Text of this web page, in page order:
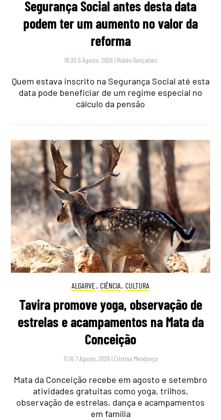
Segurança Social antes desta data
podem ter um aumento no valor da
reforma
18:30 5 Agosto, 2026 | Rubén Gonçalves
Quem estava inscrito na Segurança Social até esta
data pode beneficiar de um regime especial no
cálculo da pensão
ALGARVE, CIÊNCIA, CULTURA
Tavira promove yoga, observação de
estrelas e acampamentos na Mata da
Conceição
11:16 7 Agosto, 2026 | Cristina Mendonça
Mata da Conceição recebe em agosto e setembro
atividades gratuitas como yoga, trilhos,
observação de estrelas, dança e acampamentos
em família